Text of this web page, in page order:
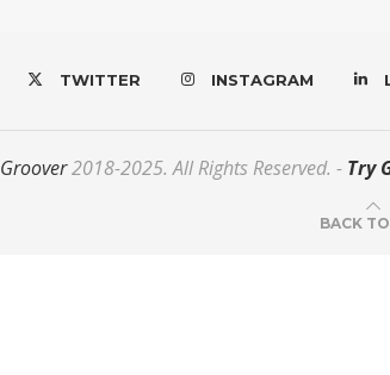
TWITTER INSTAGRAM
Groover2018-2025. All Rights Reserved. - Try
BACK